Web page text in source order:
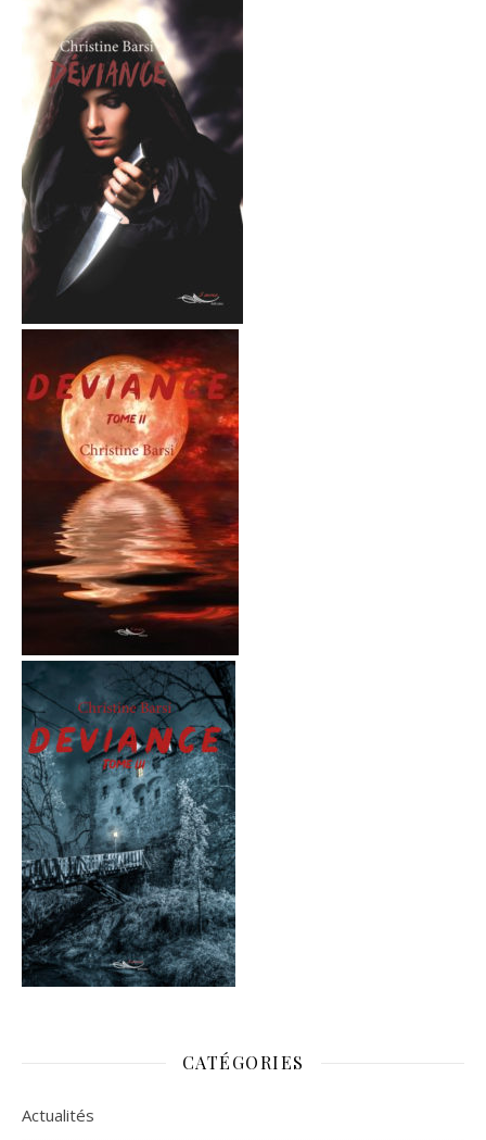
CATÉGORIES
Actualités